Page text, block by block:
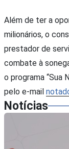
Além de ter a
milionários, o
prestador de
combate à
o programa “Sua
pelo e-mail
Notícias